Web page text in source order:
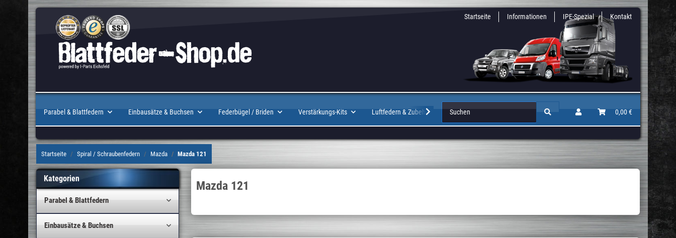
Startseite Informationen IPE-Spezial
Kontakt
0,00 €
Parabel & Blattfedern Einbausätze & Buchsen Federbügel / Briden Verstärkungs-Kits Luftfedern & Zubehör Zusatz & Niveaufedern Auflastungen / Gutachten
Startseite Spiral / Schraubenfedern Mazda Mazda 121
Mazda 121
Kategorien
Parabel & Blattfedern
Einbausätze & Buchsen